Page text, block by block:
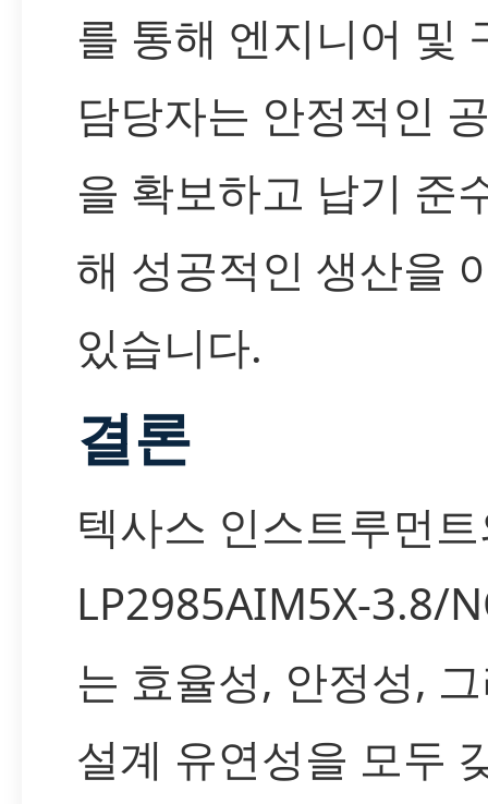
를 통해 엔지니어 및
담당자는 안정적인
을 확보하고 납기 준
해 성공적인 생산을
있습니다.
결론
텍사스 인스트루먼
LP2985AIM5X-3.8/
는 효율성, 안정성,
설계 유연성을 모두